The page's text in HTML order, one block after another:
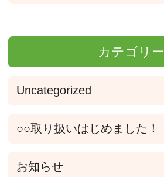
カテゴリー
Uncategorized
○○取り扱いはじめました！
お知らせ